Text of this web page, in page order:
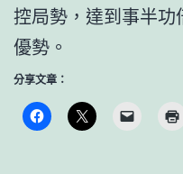
控局勢，達到事半
優勢。
分享文章：